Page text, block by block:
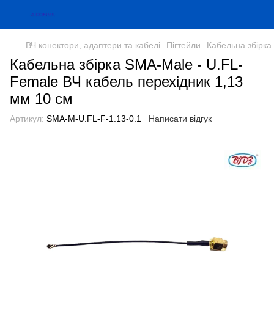
ВЧ конектори, адаптери та кабелі Пігтейли Кабельна
Кабельна збірка SMA-Male - U.FL-
Female ВЧ кабель перехідник 1,13
мм 10 см
Артикул: SMA-M-U.FL-F-1.13-0.1 Написати відгук